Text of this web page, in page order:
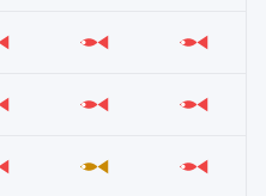
Слабо Слабо Слабо
Слабо Слабо Слабо
Слабо Средне Слабо